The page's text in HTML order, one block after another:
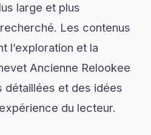
large et plus
Les contenus
l’exploration et la
Ancienne Relookee
et des idées
du lecteur.